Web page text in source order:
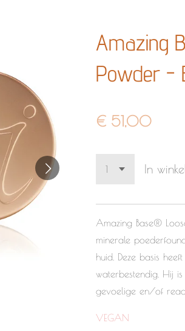
Amazing
Powder -
€ 51,00
In
Amazing Base®
minerale
huid. Deze basis
waterbestendig. Hij
gevoelige en/of
VEGAN